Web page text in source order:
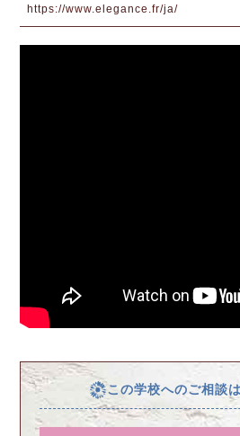
https://www.elegance.fr/ja/
この学校へのご相談